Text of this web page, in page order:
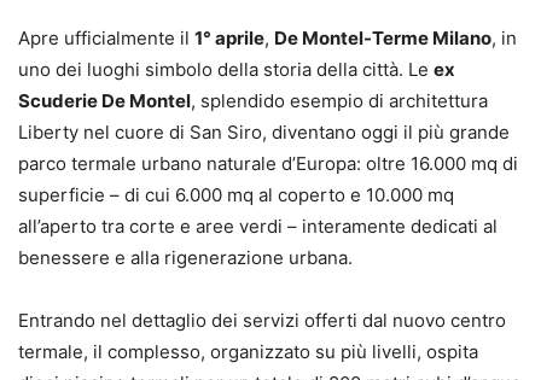
Apre ufficialmente il 1° aprile, De Montel-Terme Milano, in
uno dei luoghi simbolo della storia della città. Le ex
Scuderie De Montel, splendido esempio di architettura
Liberty nel cuore di San Siro, diventano oggi il più grande
parco termale urbano naturale d’Europa: oltre 16.000 mq di
superficie – di cui 6.000 mq al coperto e 10.000 mq
all’aperto tra corte e aree verdi – interamente dedicati al
benessere e alla rigenerazione urbana.
Entrando nel dettaglio dei servizi offerti dal nuovo centro
termale, il complesso, organizzato su più livelli, ospita